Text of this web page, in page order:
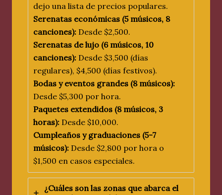
dejo una lista de precios populares.
Serenatas económicas (5 músicos, 8
canciones): Desde $2,500.
Serenatas de lujo (6 músicos, 10
canciones): Desde $3,500 (días
regulares), $4,500 (días festivos).
Bodas y eventos grandes (8 músicos):
Desde $5,300 por hora.
Paquetes extendidos (8 músicos, 3
horas): Desde $10,000.
Cumpleaños y graduaciones (5-7
músicos): Desde $2,800 por hora o
$1,500 en casos especiales.
¿Cuáles son las zonas que abarca el